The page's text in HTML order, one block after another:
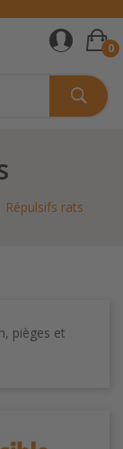
0
Répulsifs rats
pièges et